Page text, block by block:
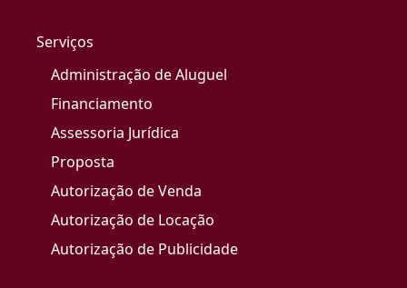
Serviços
Administração de Aluguel
Financiamento
Assessoria Jurídica
Proposta
Autorização de Venda
Autorização de Locação
Autorização de Publicidade